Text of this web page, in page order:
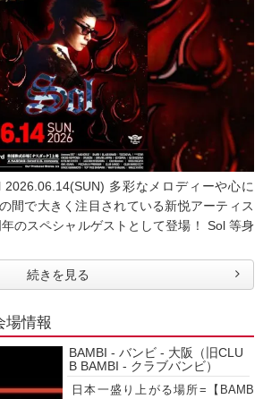
2026.06.14(SUN) 多彩なメロディーや心に
間で大きく注目されている新悦アーティス
のスペシャルゲストとして登場！ Sol 等身
続きを見る
場情報
BAMBI - バンビ - 大阪（旧CLU
B BAMBI - クラブバンビ）
日本一盛り上がる場所=【BAMB